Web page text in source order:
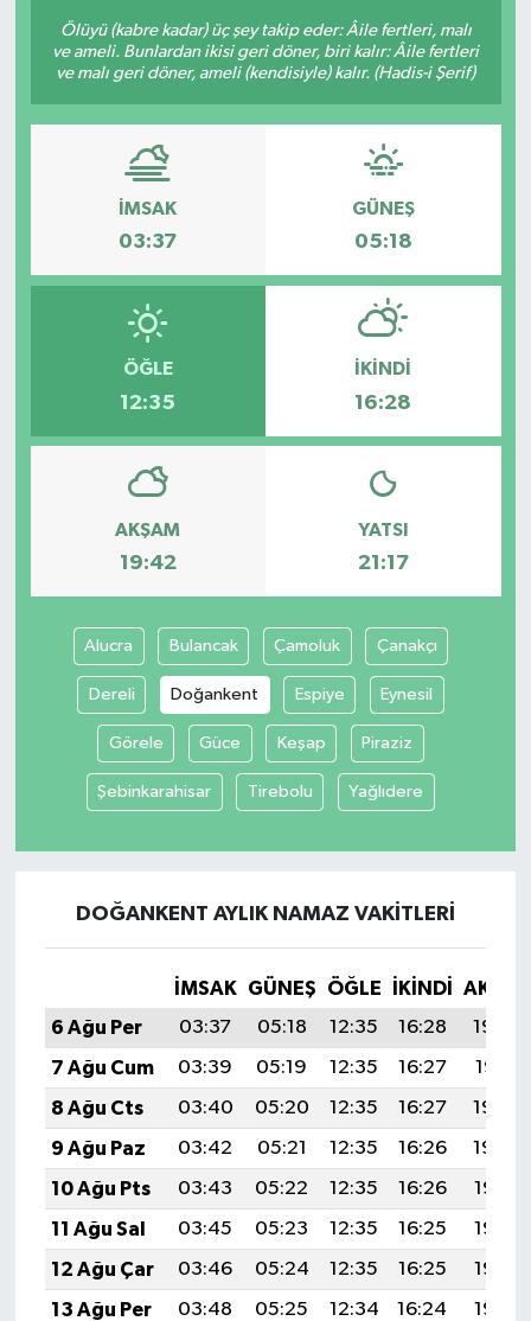
Ölüyü (kabre kadar) üç şey takip eder: Âile fertleri, malı
ve ameli. Bunlardan ikisi geri döner, biri kalır: Âile fertleri
ve malı geri döner, ameli (kendisiyle) kalır. (Hadis-i Şerif)
İMSAK
03:37
GÜNEŞ
05:18
ÖĞLE
12:35
İKINDI
16:28
AKŞAM
19:42
YATSI
21:17
Alucra Bulancak Çamoluk Çanakçı
Dereli Doğankent Espiye Eynesil
Görele Güce Keşap Piraziz
Şebinkarahisar Tirebolu Yağlıdere
DOĞANKENT AYLIK NAMAZ VAKITLERI
İMSAK GÜNEŞ ÖĞLE İKINDI
6 Ağu Per
03:37 05:18 12:35 16:28
19:42
7 Ağu Cum
03:39 05:19 12:35 16:27
19:41
8 Ağu Cts
03:40 05:20 12:35 16:27
19:40
9 Ağu Paz
03:42 05:21 12:35 16:26
19:39
10 Ağu Pts
03:43 05:22 12:35 16:26
19:37
11 Ağu Sal
03:45 05:23 12:35 16:25
19:36
12 Ağu Çar
03:46 05:24 12:35 16:25
19:35
13 Ağu Per
03:48 05:25 12:34 16:24
19:33